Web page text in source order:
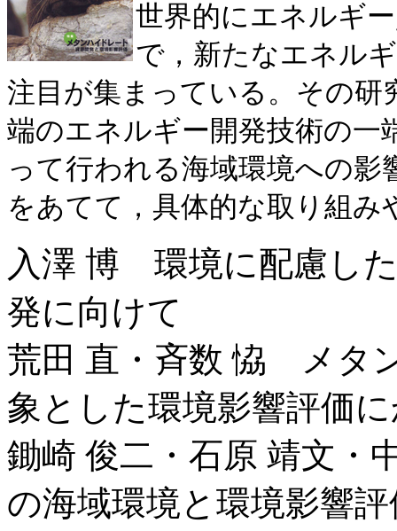
世界的にエネルギ
で，新たなエネル
注目が集まっている。その
端のエネルギー開発技術の
って行われる海域環境への
をあてて，具体的な取り組
入澤 博 環境に配慮し
発に向けて
荒田 直・斉数 恊 メタ
象とした環境影響評価
鋤崎 俊二・石原 靖文
の海域環境と環境影響